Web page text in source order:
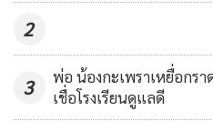
2
3
พ่อ น้องกะเพราเหยื่อกร
เชื่อโรงเรียนดูแลดี